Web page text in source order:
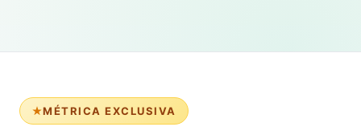
MÉTRICA EXCLUSIVA